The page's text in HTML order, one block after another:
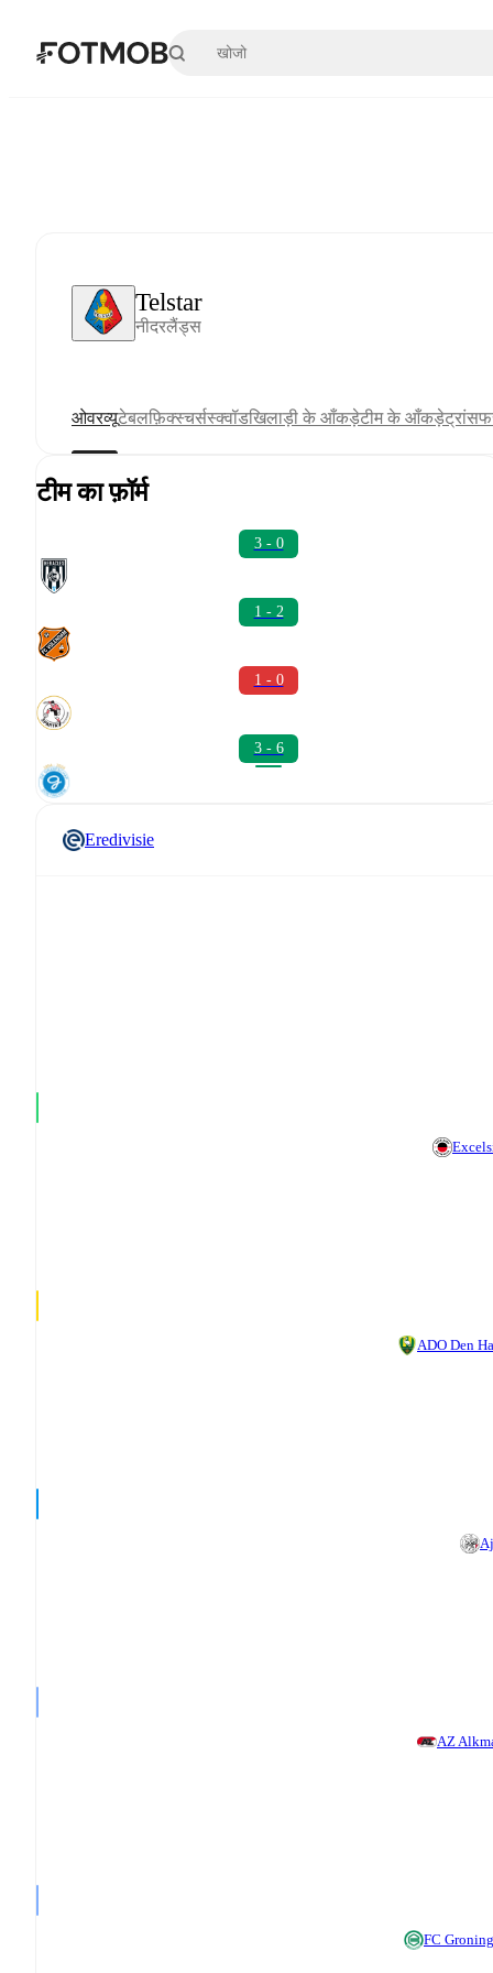
Telstar
नीदरलैंड्स
ओवरव्यूटेबलफ़िक्स्चर्सस्क्वॉडखिलाड़ी के आँकड़ेटीम के आँकड़े
टीम का फ़ॉर्म
3 - 0
1 - 2
1 - 0
3 - 6
Eredivisie
ADO Den
AZ
FC